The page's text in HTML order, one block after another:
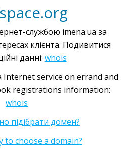
службою imena.ua за
клієнта. Подивитися
данні: whois
Internet service on errand and
registrations information:
whois
підібрати домен?
to choose a domain?